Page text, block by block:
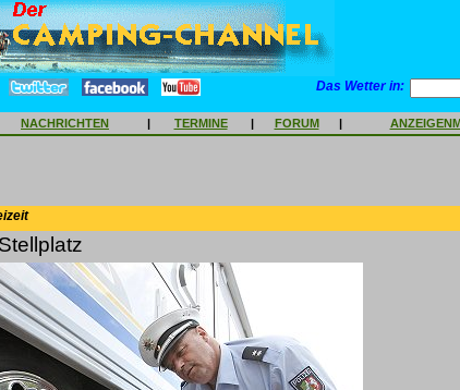
Das Wetter in:
NACHRICHTEN | TERMINE | FORUM |